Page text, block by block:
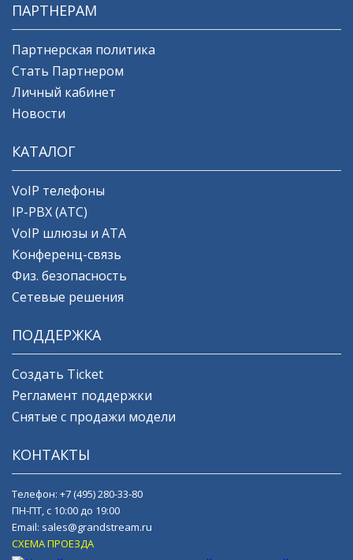
ПАРТНЕРАМ
Партнерская политика
Стать Партнером
Личный кабинет
Новости
КАТАЛОГ
VoIP телефоны
IP-PBX (АТС)
VoIP шлюзы и ATA
Конференц-связь
Физ. безопасность
Сетевые решения
ПОДДЕРЖКА
Создать Ticket
Регламент поддержки
Снятые с продажи модели
КОНТАКТЫ
Телефон: +7 (495) 280-33-80
ПН-ПТ, с 10:00 до 19:00
Email: sales@grandstream.ru
СХЕМА ПРОЕЗДА